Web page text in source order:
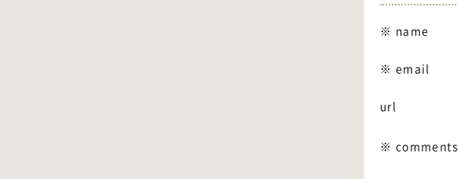
※ name
※ email
url
※ comments